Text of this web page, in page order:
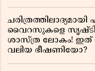
വൈറസുകളെ
ശാസ്ത്ര ലോകം!
വലിയ ഭീഷണിയോ?